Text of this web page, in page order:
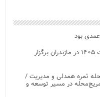
رویدادهای شاخص هنری در نیمه نخست ۱۴۰۵ در مازندران برگزار
ثمره همدلی و مدیریت /
در مسیر توسعه و